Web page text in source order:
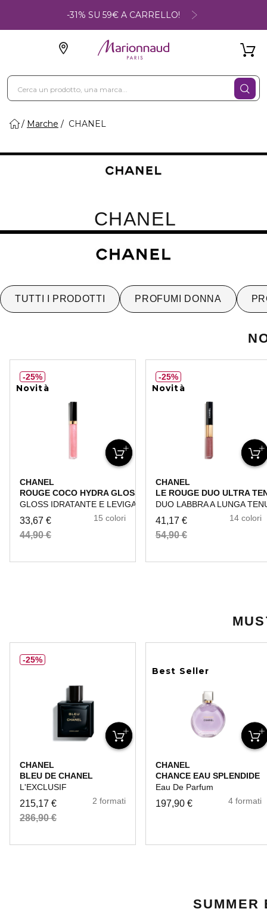
-31% SU 59€ A CARRELLO!
Marche CHANEL
CHANEL
TUTTI I PRODOTTI PROFUMI DONNA
Novità
CHANEL
ROUGE COCO HYDRA GLOSS
GLOSS IDRATANTE E LEVIGANTE ULTRA-BRILLANTE
33,67 €
44,90 €
15 colori
25%
Novità
CHANEL
LE ROUGE DUO ULTRA
DUO LABBRA A LUNGA
41,17 €
54,90 €
14 colori
25%
CHANEL
BLEU DE CHANEL
L'EXCLUSIF
215,17 €
286,90 €
2 formati
25%
Best Seller
CHANEL
CHANCE EAU SPLENDIDE
Eau De Parfum
197,90 € 4 formati
SUMMER